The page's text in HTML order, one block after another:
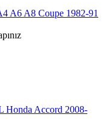
A6 A8 Coupe 1982-91
Honda Accord 2008-